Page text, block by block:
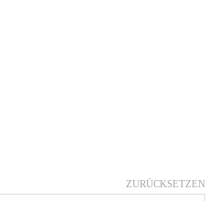
ZURÜCKSETZEN